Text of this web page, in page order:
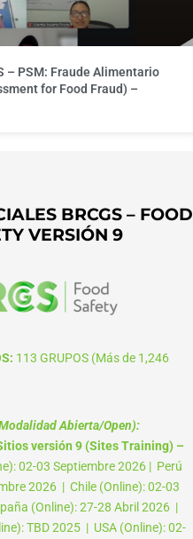
– PSM: Fraude Alimentario
for Food Fraud) –
BRCGS – FOOD
VERSIÓN 9
113 GRUPOS (Más de 1,246
Abierta/Open):
versión 9 (Sites Training) –
02-03 Septiembre 2026 | Perú
2026 | Chile (Online): 02-03
(Online): 27-28 Abril 2026 |
TBD 2025 | USA (Online): 02-